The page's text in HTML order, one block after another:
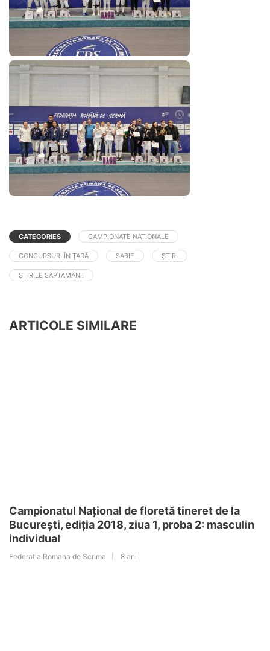
CATEGORIES CAMPIONATE NAȚIONALE
CONCURSURI ÎN ȚARĂ SABIE ȘTIRI
ȘTIRILE SĂPTĂMÂNII
ARTICOLE SIMILARE
Campionatul Național de floretă tineret de la
București, ediția 2018, ziua 1, proba 2: masculin
individual
Federatia Romana de Scrima 8 ani